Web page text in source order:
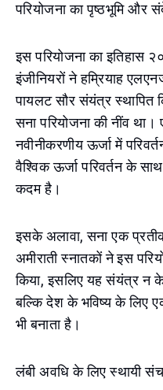
परियोजना का पृष्ठभूमि और
इस परियोजना का
इंजीनियरों ने हम्रियाह
पायलट सौर संयंत्र स्थापित
सना परियोजना की नींव
नवीनीकरणीय ऊर्जा में
वैश्विक ऊर्जा परिवर्तन के
कदम है।
इसके अलावा, सना एक
अमीराती स्नातकों ने इस
किया, इसलिए यह संयंत्र न
बल्कि देश के भविष्य के लिए
भी बनाता है।
लंबी अवधि के लिए स्थायी